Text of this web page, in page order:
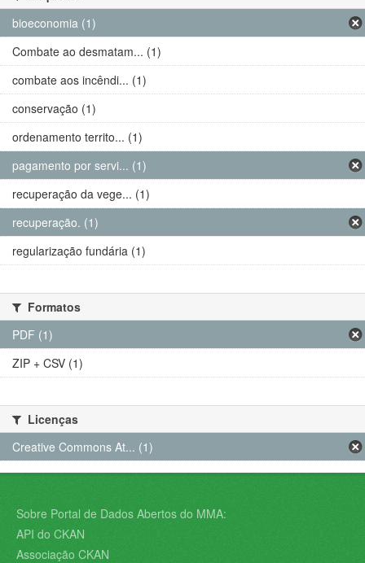
bioeconomia (1)
Combate ao desmatam... (1)
combate aos incêndi... (1)
conservação (1)
ordenamento territo... (1)
pagamento por servi... (1)
recuperação da vege... (1)
recuperação. (1)
regularização fundária (1)
Formatos
PDF (1)
ZIP + CSV (1)
Licenças
Creative Commons At... (1)
Sobre Portal de Dados Abertos do MMA:
API do CKAN
Associação CKAN